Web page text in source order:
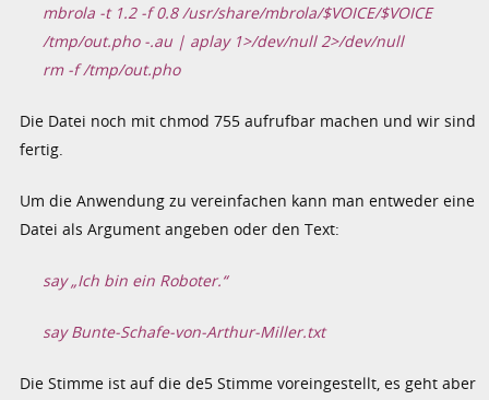
mbrola -t 1.2 -f 0.8 /usr/share/mbrola/$VOICE/$VOICE
/tmp/out.pho -.au | aplay 1>/dev/null 2>/dev/null
rm -f /tmp/out.pho
Die Datei noch mit chmod 755 aufrufbar machen und wir sind
fertig.
Um die Anwendung zu vereinfachen kann man entweder eine
Datei als Argument angeben oder den Text:
say „Ich bin ein Roboter.“
say Bunte-Schafe-von-Arthur-Miller.txt
Die Stimme ist auf die de5 Stimme voreingestellt, es geht aber